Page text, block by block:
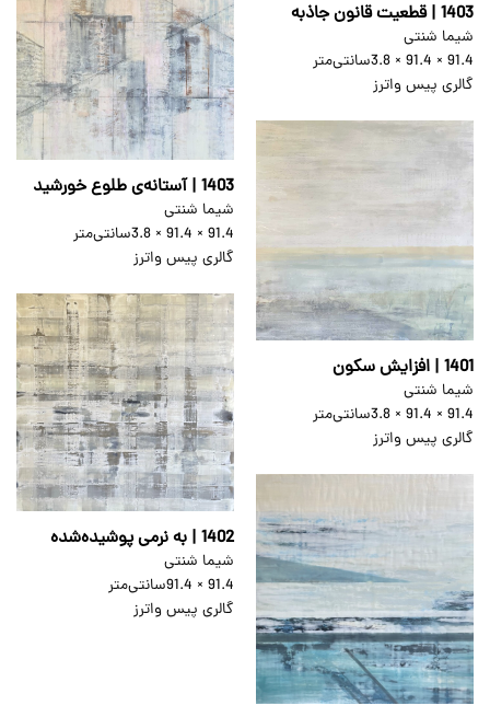
1403 | قطعیت قانون جاذبه
شیما شنتی
91.4 × 91.4 × 3.8
سانتی‌متر
گالری پیس واترز
1403 | آستانه‌ی طلوع خورشید
شیما شنتی
91.4 × 91.4 × 3.8
سانتی‌متر
گالری پیس واترز
1401 | افزایش سکون
شیما شنتی
91.4 × 91.4 × 3.8
سانتی‌متر
گالری پیس واترز
1402 | به نرمی پوشیده‌شده
شیما شنتی
91.4 × 91.4
سانتی‌متر
گالری پیس واترز